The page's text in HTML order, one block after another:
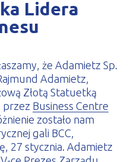
Lidera
że Adamietz Sp.
Adamietz,
Złotą Statuetką
przez Business Centre
zostało nam
gali BCC,
27 stycznia. Adamietz